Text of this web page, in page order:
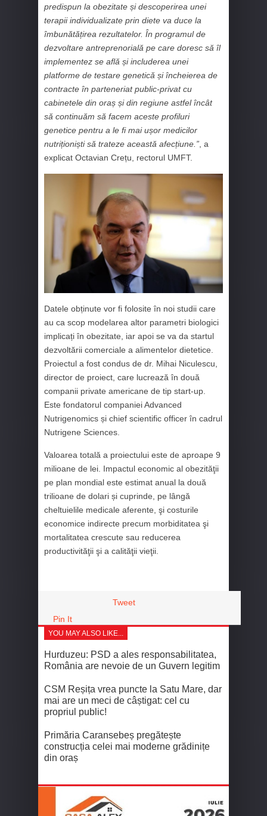
predispun la obezitate și descoperirea unei
terapii individualizate prin diete va duce la
îmbunătățirea rezultatelor. În programul de
dezvoltare antreprenorială pe care doresc să îl
implementez se află și includerea unei
platforme de testare genetică și încheierea de
contracte în parteneriat public-privat cu
cabinetele din oraș și din regiune astfel încât
să continuăm să facem aceste profiluri
genetice pentru a le fi mai ușor medicilor
nutriționiști să trateze această afecțiune.”, a
explicat Octavian Crețu, rectorul UMFT.
Datele obținute vor fi folosite în noi studii care
au ca scop modelarea altor parametri biologici
implicați în obezitate, iar apoi se va da startul
dezvoltării comerciale a alimentelor dietetice.
Proiectul a fost condus de dr. Mihai Niculescu,
director de proiect, care lucrează în două
companii private americane de tip start-up.
Este fondatorul companiei Advanced
Nutrigenomics și chief scientific officer în cadrul
Nutrigene Sciences.
Valoarea totală a proiectului este de aproape 9
milioane de lei. Impactul economic al obezităţii
pe plan mondial este estimat anual la două
trilioane de dolari și cuprinde, pe lângă
cheltuielile medicale aferente, şi costurile
economice indirecte precum morbiditatea şi
mortalitatea crescute sau reducerea
productivităţii şi a calităţii vieţii.
Tweet
Pin It
YOU MAY ALSO LIKE...
Hurduzeu: PSD a ales responsabilitatea,
România are nevoie de un Guvern legitim
CSM Reșița vrea puncte la Satu Mare, dar
mai are un meci de câștigat: cel cu
propriul public!
Primăria Caransebeș pregătește
construcția celei mai moderne grădinițe
din oraș